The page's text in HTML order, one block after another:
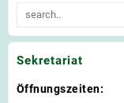
Sekretariat
Öffnungszeiten: